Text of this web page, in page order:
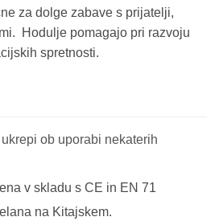
za dolge zabave s prijatelji,
Hodulje pomagajo pri razvoju
spretnosti.
ob uporabi nekaterih
v skladu s CE in EN 71
na Kitajskem.